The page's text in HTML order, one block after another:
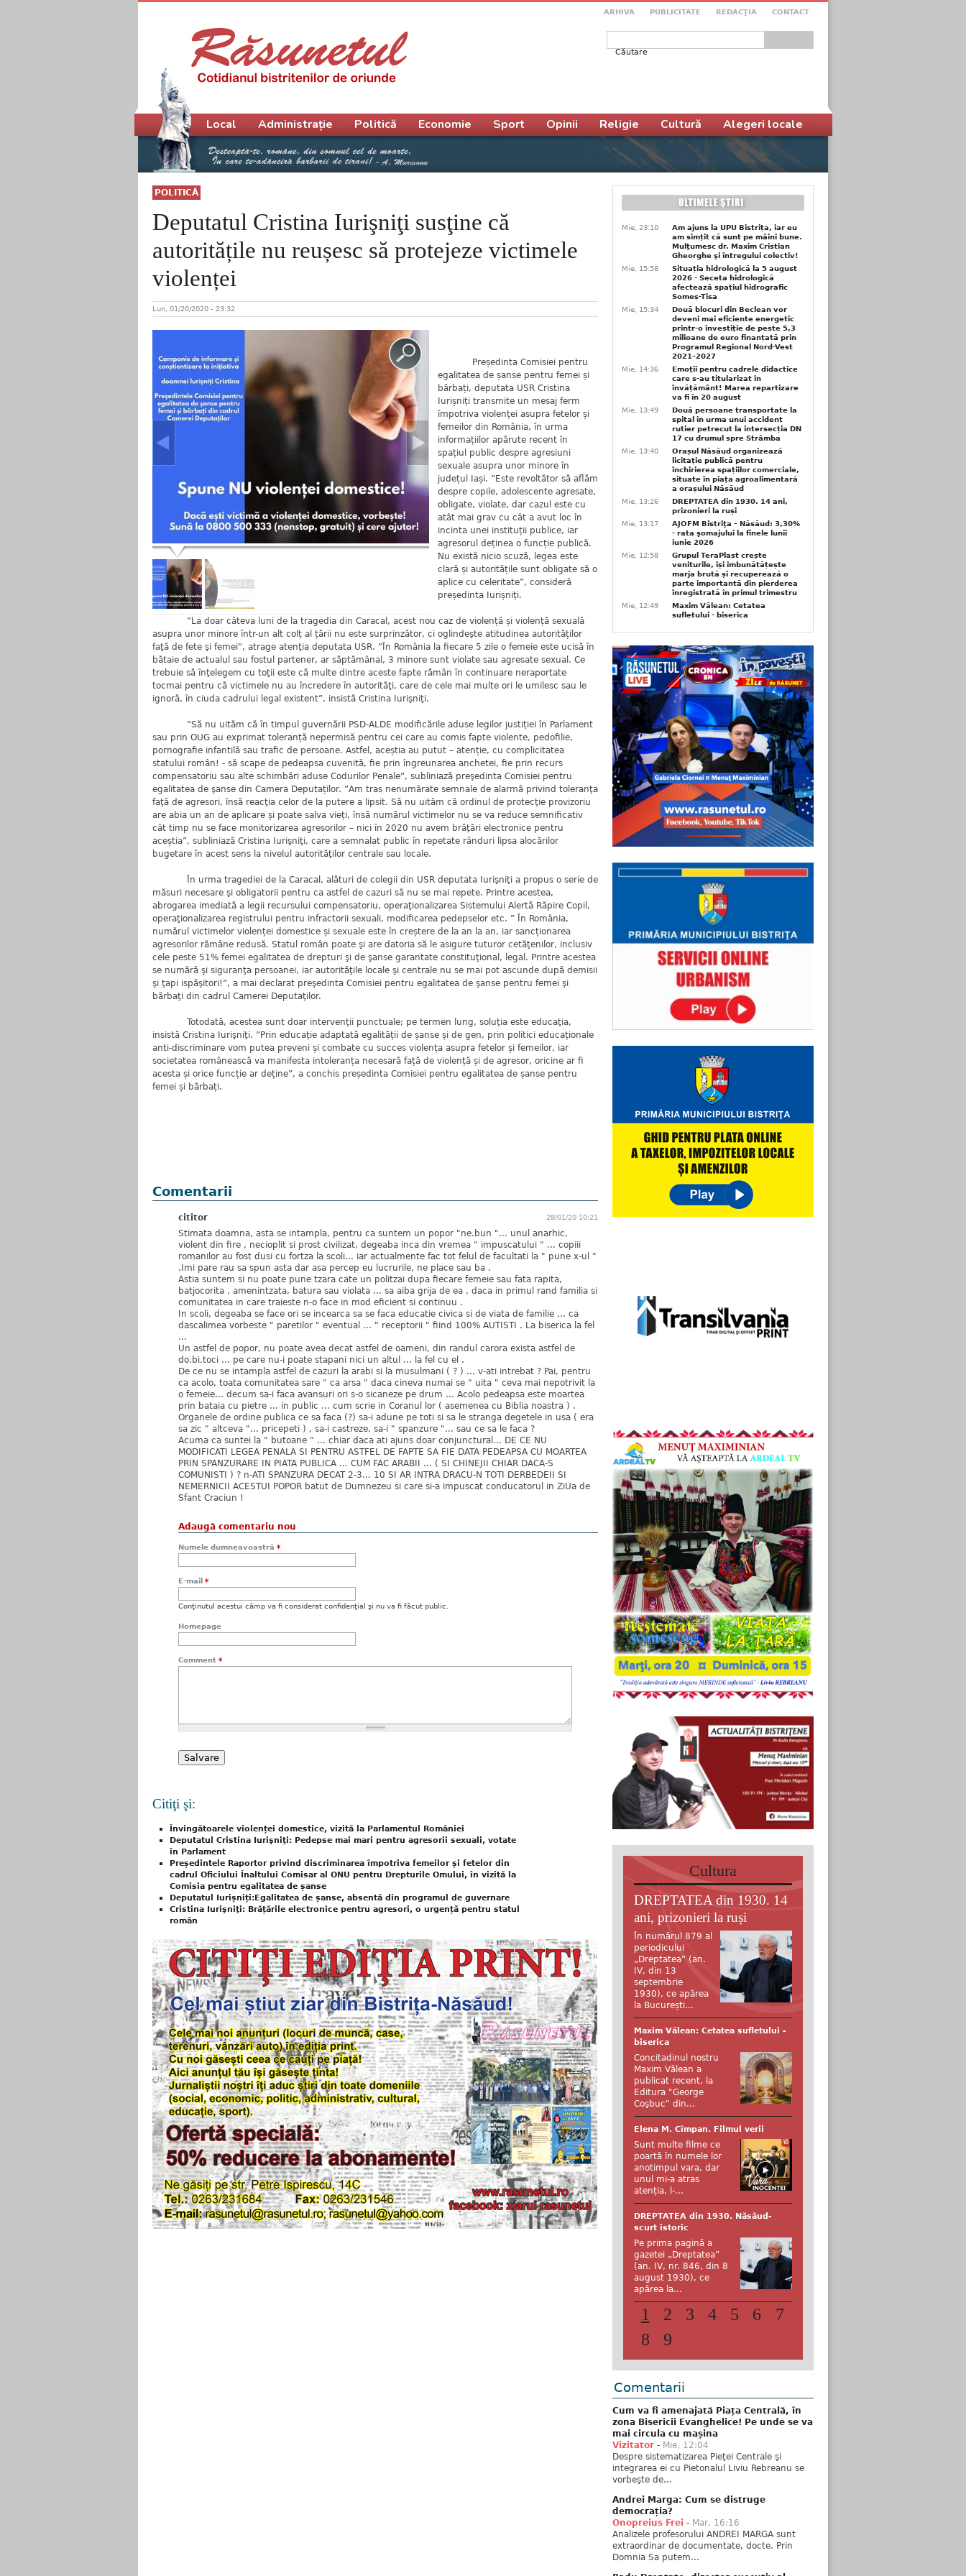
ARHIVA PUBLICITATE REDACŢIA CONTACT
Formular de căutare
POLITICĂ
Deputatul Cristina Iurişniţi susţine că
autoritățile nu reușesc să protejeze victimele
violenței
Lun, 01/20/2020 - 23:32
Președinta Comisiei pentru
egalitatea de șanse pentru femei și
bărbați, deputata USR Cristina
Iurișniți transmite un mesaj ferm
împotriva violenței asupra fetelor și
femeilor din România, în urma
informațiilor apărute recent în
spațiul public despre agresiuni
sexuale asupra unor minore în
județul Iași. ”Este revoltător să aflăm
despre copile, adolescente agresate,
obligate, violate, dar cazul este cu
atât mai grav cu cât a avut loc în
incinta unei instituții publice, iar
agresorul deținea o funcție publică.
Nu există nicio scuză, legea este
clară și autoritățile sunt obligate să o
aplice cu celeritate”, consideră
președinta Iurișniți.
”La doar câteva luni de la tragedia din Caracal, acest nou caz de violență și violență sexuală
asupra unor minore într-un alt colț al țării nu este surprinzător, ci oglindeşte atitudinea autorităților
faţă de fete şi femei”, atrage atenţia deputata USR. ”În România la fiecare 5 zile o femeie este ucisă în
bătaie de actualul sau fostul partener, ar săptămânal, 3 minore sunt violate sau agresate sexual. Ce
trebuie să înţelegem cu toţii este că multe dintre aceste fapte rămân în continuare neraportate
tocmai pentru că victimele nu au încredere în autorităţi, care de cele mai multe ori le umilesc sau le
ignoră, în ciuda cadrului legal existent”, insistă Cristina Iurişniţi.
”Să nu uităm că în timpul guvernării PSD-ALDE modificările aduse legilor justiției în Parlament
sau prin OUG au exprimat toleranță nepermisă pentru cei care au comis fapte violente, pedofilie,
pornografie infantilă sau trafic de persoane. Astfel, aceștia au putut – atenție, cu complicitatea
statului român! - să scape de pedeapsa cuvenită, fie prin îngreunarea anchetei, fie prin recurs
compensatoriu sau alte schimbări aduse Codurilor Penale”, subliniază preşedinta Comisiei pentru
egalitatea de şanse din Camera Deputaților. ”Am tras nenumărate semnale de alarmă privind toleranţa
faţă de agresori, însă reacţia celor de la putere a lipsit. Să nu uităm că ordinul de protecţie provizoriu
are abia un an de aplicare și poate salva vieți, însă numărul victimelor nu se va reduce semnificativ
cât timp nu se face monitorizarea agresorilor – nici în 2020 nu avem brăţări electronice pentru
aceștia”, subliniază Cristina Iurişniţi, care a semnalat public în repetate rânduri lipsa alocărilor
bugetare în acest sens la nivelul autorităţilor centrale sau locale.
În urma tragediei de la Caracal, alături de colegii din USR deputata Iurişniţi a propus o serie de
măsuri necesare şi obligatorii pentru ca astfel de cazuri să nu se mai repete. Printre acestea,
abrogarea imediată a legii recursului compensatoriu, operaţionalizarea Sistemului Alertă Răpire Copil,
operaţionalizarea registrului pentru infractorii sexuali, modificarea pedepselor etc. ” În România,
numărul victimelor violenței domestice și sexuale este în creștere de la an la an, iar sancționarea
agresorilor rămâne redusă. Statul român poate şi are datoria să le asigure tuturor cetăţenilor, inclusiv
cele peste 51% femei egalitatea de drepturi şi de şanse garantate constituţional, legal. Printre acestea
se numără şi siguranţa persoanei, iar autorităţile locale şi centrale nu se mai pot ascunde după demisii
şi ţapi ispăşitori!”, a mai declarat preşedinta Comisiei pentru egalitatea de şanse pentru femei şi
bărbaţi din cadrul Camerei Deputaţilor.
Totodată, acestea sunt doar intervenţii punctuale; pe termen lung, soluţia este educaţia,
insistă Cristina Iurişniţi. ”Prin educație adaptată egalității de șanse și de gen, prin politici educaționale
anti-discriminare vom putea preveni și combate cu succes violența asupra fetelor și femeilor, iar
societatea românească va manifesta intoleranța necesară față de violență și de agresor, oricine ar fi
acesta și orice funcție ar deține”, a conchis președinta Comisiei pentru egalitatea de șanse pentru
femei și bărbați.
Comentarii
28/01/20 10:21
cititor
Stimata doamna, asta se intampla, pentru ca suntem un popor "ne.bun "... unul anarhic,
violent din fire , necioplit si prost civilizat, degeaba inca din vremea " impuscatului " ... copiii
romanilor au fost dusi cu fortza la scoli... iar actualmente fac tot felul de facultati la " pune x-ul "
.Imi pare rau sa spun asta dar asa percep eu lucrurile, ne place sau ba .
Astia suntem si nu poate pune tzara cate un politzai dupa fiecare femeie sau fata rapita,
batjocorita , amenintzata, batura sau violata ... sa aiba grija de ea , daca in primul rand familia si
comunitatea in care traieste n-o face in mod eficient si continuu .
In scoli, degeaba se face ori se incearca sa se faca educatie civica si de viata de familie ... ca
dascalimea vorbeste " paretilor " eventual ... " receptorii " fiind 100% AUTISTI . La biserica la fel
...
Un astfel de popor, nu poate avea decat astfel de oameni, din randul carora exista astfel de
do.bi.toci ... pe care nu-i poate stapani nici un altul ... la fel cu el .
De ce nu se intampla astfel de cazuri la arabi si la musulmani ( ? ) ... v-ati intrebat ? Pai, pentru
ca acolo, toata comunitatea sare " ca arsa " daca cineva numai se " uita " ceva mai nepotrivit la
o femeie... decum sa-i faca avansuri ori s-o sicaneze pe drum ... Acolo pedeapsa este moartea
prin bataia cu pietre ... in public ... cum scrie in Coranul lor ( asemenea cu Biblia noastra ) .
Organele de ordine publica ce sa faca (?) sa-i adune pe toti si sa le stranga degetele in usa ( era
sa zic " altceva "... pricepeti ) , sa-i castreze, sa-i " spanzure "... sau ce sa le faca ?
Acuma ca suntei la " butoane " ... chiar daca ati ajuns doar conjunctural... DE CE NU
MODIFICATI LEGEA PENALA SI PENTRU ASTFEL DE FAPTE SA FIE DATA PEDEAPSA CU MOARTEA
PRIN SPANZURARE IN PIATA PUBLICA ... CUM FAC ARABII ... ( SI CHINEJII CHIAR DACA-S
COMUNISTI ) ? n-ATI SPANZURA DECAT 2-3... 10 SI AR INTRA DRACU-N TOTI DERBEDEII SI
NEMERNICII ACESTUI POPOR batut de Dumnezeu si care si-a impuscat conducatorul in ZiUa de
Sfant Craciun !
Adaugă comentariu nou
Numele dumneavoastră *
E-mail *
Conţinutul acestui câmp va fi considerat confidenţial şi nu va fi făcut public.
Homepage
Comment *
Citiţi şi:
Învingătoarele violenței domestice, vizită la Parlamentul României
Deputatul Cristina Iurişniţi: Pedepse mai mari pentru agresorii sexuali, votate
în Parlament
Președintele Raportor privind discriminarea împotriva femeilor și fetelor din
cadrul Oficiului Înaltului Comisar al ONU pentru Drepturile Omului, în vizită la
Comisia pentru egalitatea de șanse
Deputatul Iurișniți:Egalitatea de șanse, absentă din programul de guvernare
Cristina Iurişniţi: Brățările electronice pentru agresori, o urgență pentru statul
român
Meniu principal
Local Administrație Politică Economie Sport Opinii Religie Cultură Alegeri locale
Mie, 23:10
Am ajuns la UPU Bistrița, iar eu
am simțit că sunt pe mâini bune.
Mulţumesc dr. Maxim Cristian
Gheorghe şi întregului colectiv!
Mie, 15:58
Situația hidrologică la 5 august
2026 - Seceta hidrologică
afectează spațiul hidrografic
Someș-Tisa
Mie, 15:34
Două blocuri din Beclean vor
deveni mai eficiente energetic
printr-o investiție de peste 5,3
milioane de euro finanțată prin
Programul Regional Nord-Vest
2021–2027
Mie, 14:36
Emoții pentru cadrele didactice
care s-au titularizat în
învățământ! Marea repartizare
va fi în 20 august
Mie, 13:49
Două persoane transportate la
spital în urma unui accident
rutier petrecut la intersecția DN
17 cu drumul spre Strâmba
Mie, 13:40
Orașul Năsăud organizează
licitație publică pentru
închirierea spațiilor comerciale,
situate în piața agroalimentară
a orașului Năsăud
Mie, 13:26
DREPTATEA din 1930. 14 ani,
prizonieri la ruși
Mie, 13:17
AJOFM Bistriţa – Năsăud: 3,30%
- rata şomajului la finele lunii
iunie 2026
Mie, 12:58
Grupul TeraPlast crește
veniturile, își îmbunătățește
marja brută și recuperează o
parte importantă din pierderea
înregistrată în primul trimestru
Mie, 12:49
Maxim Vălean: Cetatea
sufletului - biserica
Cultura
DREPTATEA din 1930. 14
ani, prizonieri la ruși
În numărul 879 al
periodicului
„Dreptatea” (an.
IV, din 13
septembrie
1930), ce apărea
la București...
Maxim Vălean: Cetatea sufletului -
biserica
Concitadinul nostru
Maxim Vălean a
publicat recent, la
Editura "George
Coşbuc" din...
Elena M. Cîmpan. Filmul verii
Sunt multe filme ce
poartă în numele lor
anotimpul vara, dar
unul mi-a atras
atenția, l-...
DREPTATEA din 1930. Năsăud-
scurt istoric
Pe prima pagină a
gazetei „Dreptatea”
(an. IV, nr. 846, din 8
august 1930), ce
apărea la...
1 2 3 4 5 6
7
8
9
Comentarii
Cum va fi amenajată Piața Centrală, în
zona Bisericii Evanghelice! Pe unde se va
mai circula cu mașina
Vizitator - Mie, 12:04
Despre sistematizarea Pieţei Centrale şi
integrarea ei cu Pietonalul Liviu Rebreanu se
vorbeşte de...
Andrei Marga: Cum se distruge
democrația?
Onopreius Frei - Mar, 16:16
Analizele profesorului ANDREI MARGA sunt
extraordinar de documentate, docte. Prin
Domnia Sa putem...